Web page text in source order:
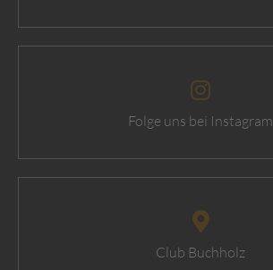
Folge uns bei Instagram
Club Buchholz